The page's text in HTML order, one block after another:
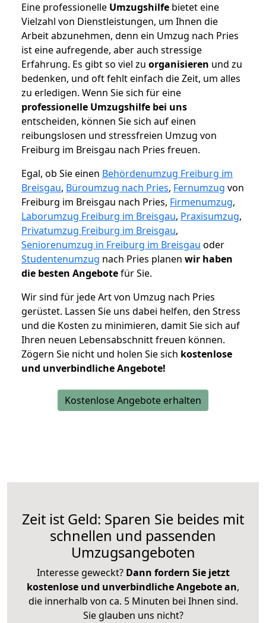
Eine professionelle Umzugshilfe bietet eine
Vielzahl von Dienstleistungen, um Ihnen die
Arbeit abzunehmen, denn ein Umzug nach Pries
ist eine aufregende, aber auch stressige
Erfahrung. Es gibt so viel zu organisieren und zu
bedenken, und oft fehlt einfach die Zeit, um alles
zu erledigen. Wenn Sie sich für eine
professionelle Umzugshilfe bei uns
entscheiden, können Sie sich auf einen
reibungslosen und stressfreien Umzug von
Freiburg im Breisgau nach Pries freuen.
Egal, ob Sie einen Behördenumzug Freiburg im
Breisgau, Büroumzug nach Pries, Fernumzug von
Freiburg im Breisgau nach Pries, Firmenumzug,
Laborumzug Freiburg im Breisgau, Praxisumzug,
Privatumzug Freiburg im Breisgau,
Seniorenumzug in Freiburg im Breisgau oder
Studentenumzug nach Pries planen wir haben
die besten Angebotefür Sie.
Wir sind für jede Art von Umzug nach Pries
gerüstet. Lassen Sie uns dabei helfen, den Stress
und die Kosten zu minimieren, damit Sie sich auf
Ihren neuen Lebensabschnitt freuen können.
Zögern Sie nicht und holen Sie sich kostenlose
und unverbindliche Angebote!
Kostenlose Angebote erhalten
Zeit ist Geld: Sparen Sie beides mit
schnellen und passenden
Umzugsangeboten
Interesse geweckt? Dann fordern Sie jetzt
kostenlose und unverbindliche Angebote an,
die innerhalb von ca. 5 Minuten bei Ihnen sind.
Sie glauben uns nicht?